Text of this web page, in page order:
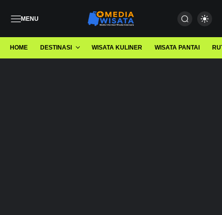
MENU
HOME DESTINASI WISATA KULINER WISATA PANTAI